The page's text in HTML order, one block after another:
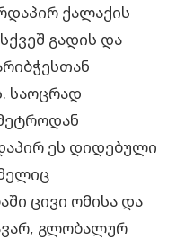
ქალაქის
გადის და
საოცრად
ეს დიდებული
ცივი ომისა და
გლობალურ